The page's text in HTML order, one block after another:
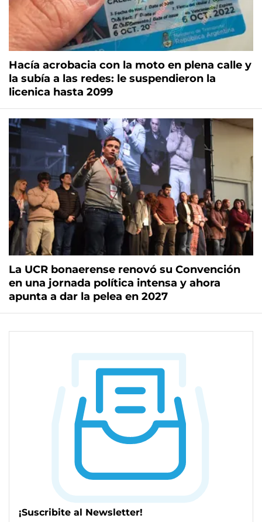
Hacía acrobacia con la moto en plena calle y
la subía a las redes: le suspendieron la
licenica hasta 2099
La UCR bonaerense renovó su Convención
en una jornada política intensa y ahora
apunta a dar la pelea en 2027
¡Suscribite al Newsletter!